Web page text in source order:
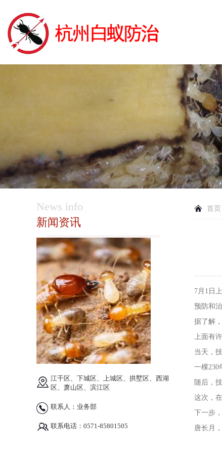
News info
新闻资讯
江干区、下城区、上城区、拱墅区、西湖
区、萧山区、滨江区
联系人：业务部
联系电话：0571-85801505
首页
7月1日
预防和
据了解
上面有
当天，
一棵230
随后，
这次，
下一步
唐长月